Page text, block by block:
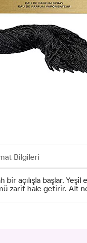
Bilgileri
açılışla başlar.
zarif hale getirir. Alt